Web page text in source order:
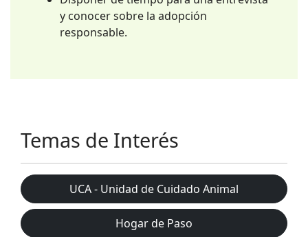
y conocer sobre la adopción
responsable.
Temas de Interés
UCA - Unidad de Cuidado Animal
Hogar de Paso